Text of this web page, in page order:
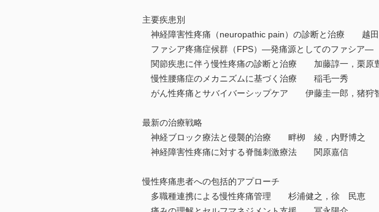
主要疾患別
神経障害性疼痛（neuropathic pain）の診断と治療 越田
ファシア疼痛症候群（FPS）―発痛源としてのファシ
関節疾患に伴う慢性疼痛の診断と治療 加藤諄一，栗原
慢性腰痛症のメカニズムに基づく治療 稲毛一秀
がん性疼痛とサバイバーシップケア 伊藤圭一郎，猪狩
最新の治療戦略
神経ブロック療法と侵襲的治療 畔栁 綾，内野博之
神経障害性疼痛に対する脊髄刺激療法 関原嘉信
慢性疼痛患者への包括的アプローチ
多職種連携による慢性疼痛管理 杉浦健之，徐 民恵